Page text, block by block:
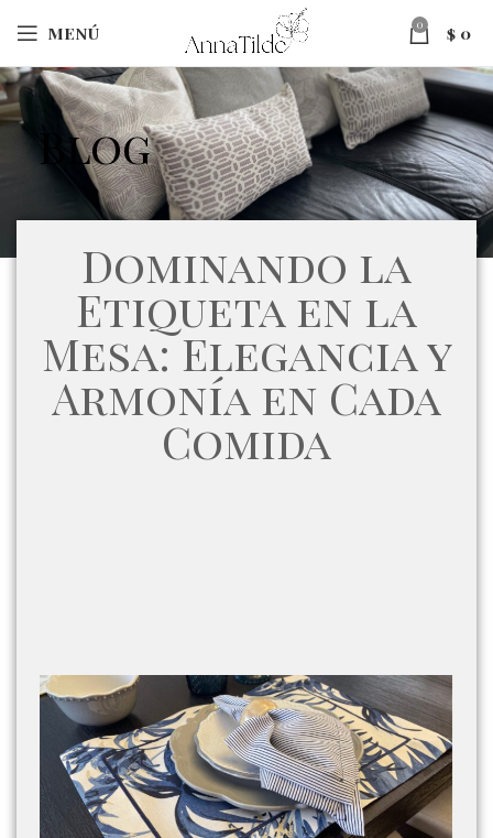
MENÚ 0 $ 0
Blog
Dominando la
Etiqueta en la
Mesa: Elegancia y
Armonía en Cada
Comida